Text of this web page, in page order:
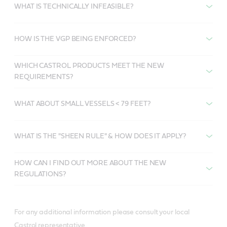
WHAT IS TECHNICALLY INFEASIBLE?
HOW IS THE VGP BEING ENFORCED?
WHICH CASTROL PRODUCTS MEET THE NEW
REQUIREMENTS?
WHAT ABOUT SMALL VESSELS < 79 FEET?
WHAT IS THE "SHEEN RULE" & HOW DOES IT APPLY?
HOW CAN I FIND OUT MORE ABOUT THE NEW
REGULATIONS?
For any additional information please consult your local
Castrol representative.